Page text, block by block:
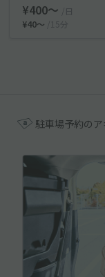
¥400〜
/日
¥40〜
/15分
駐車場予約の